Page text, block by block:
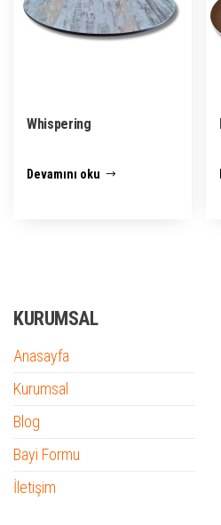
Whispering
Devamını oku
KURUMSAL
Anasayfa
Kurumsal
Blog
Bayi Formu
İletişim